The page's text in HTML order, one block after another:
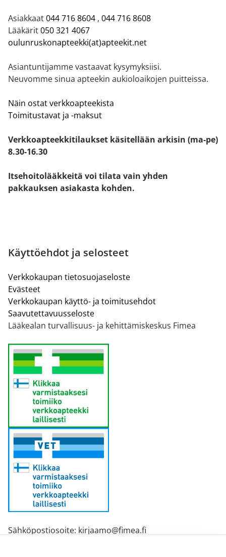
Asiakkaat044 716 8604 , 044 716 8608
Lääkärit050 321 4067
oulunruskonapteekki(at)apteekit.net
Asiantuntijamme vastaavat kysymyksiisi.
Neuvomme sinua apteekin aukioloaikojen puitteissa.
Näin ostat verkkoapteekista
Toimitustavat ja -maksut
Verkkoapteekkitilaukset käsitellään arkisin (ma-pe)
8.30-16.30
Itsehoitolääkkeitä voi tilata vain yhden
pakkauksen asiakasta kohden.
Käyttöehdot ja selosteet
Verkkokaupan tietosuojaseloste
Evästeet
Verkkokaupan käyttö- ja toimitusehdot
Saavutettavuusseloste
Lääkealan turvallisuus- ja kehittämiskeskus Fimea
Sähköpostiosoite: kirjaamo@fimea.fi